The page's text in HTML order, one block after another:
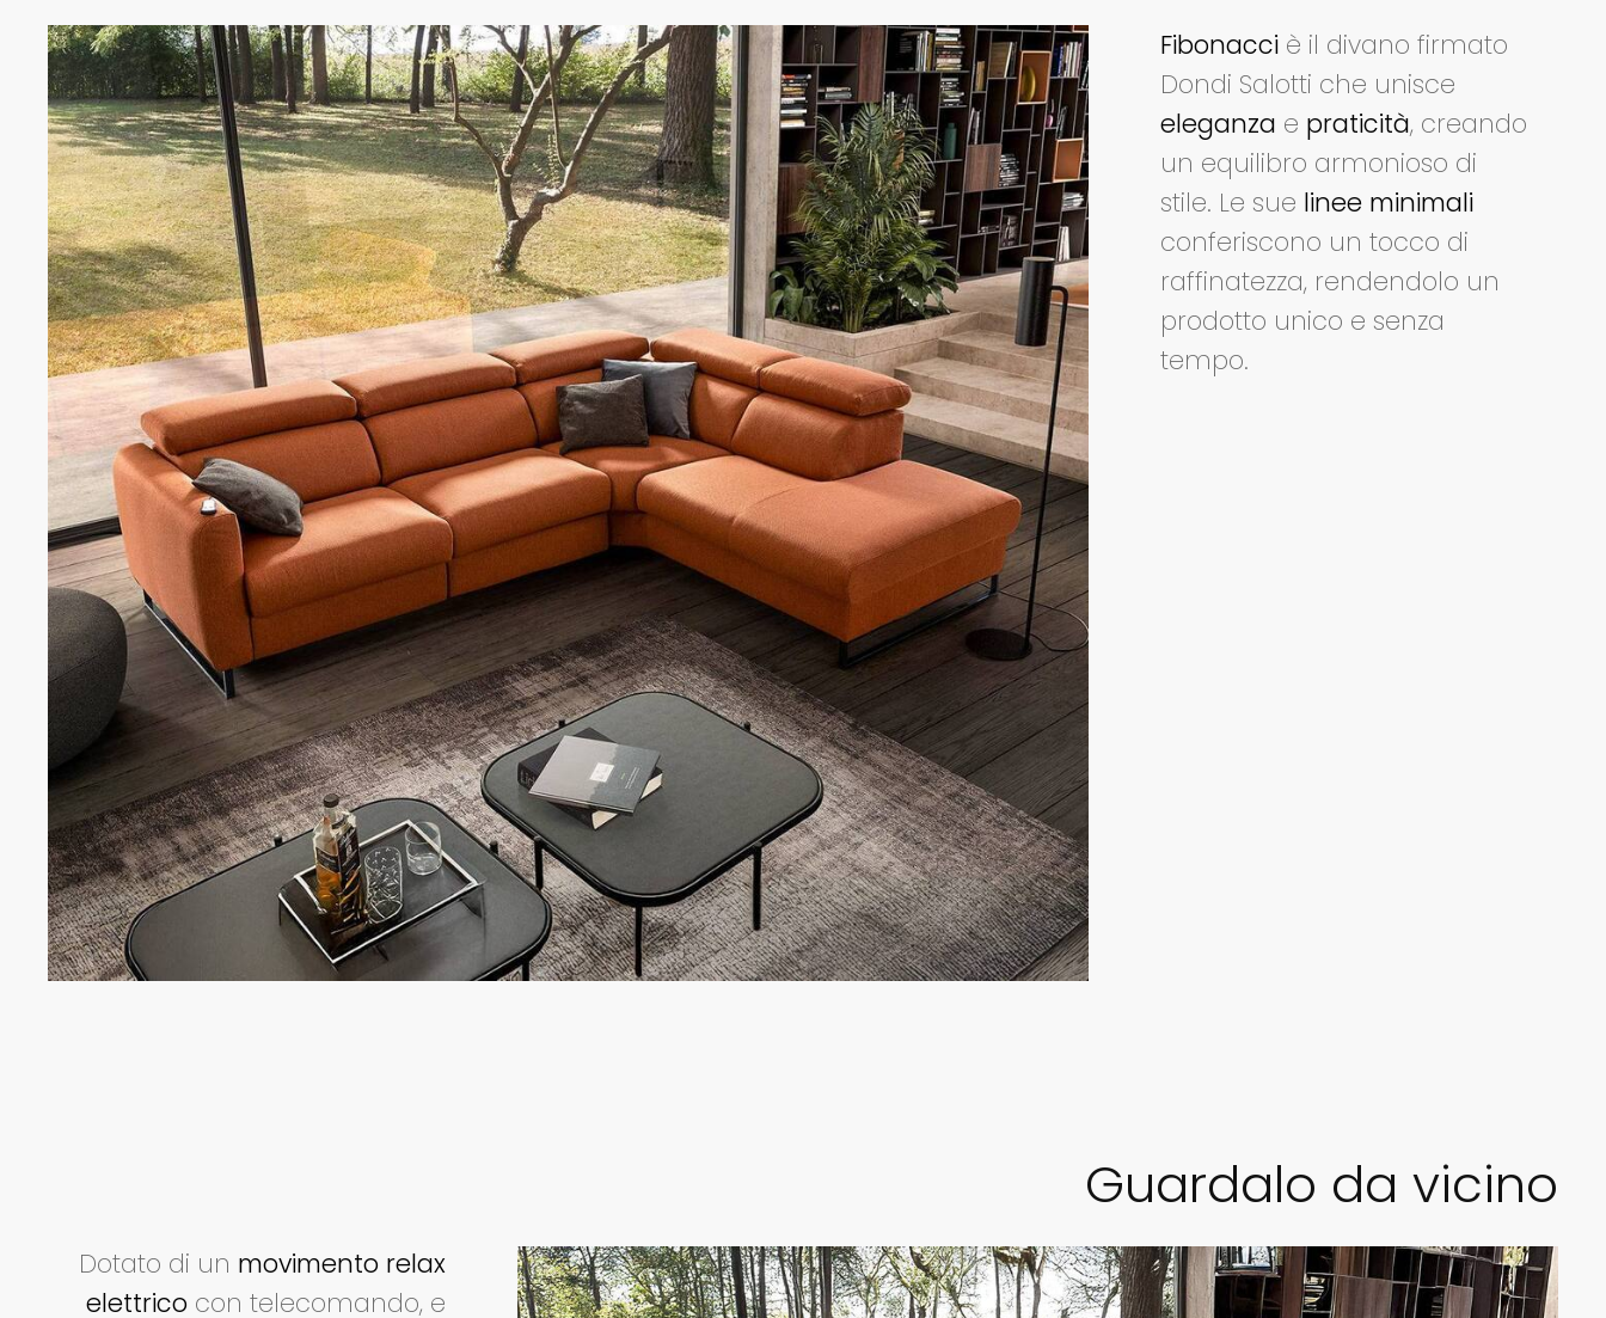
Fibonacciè il divano firmato
Dondi Salotti che unisce
eleganza e praticità, creando
un equilibro armonioso di
stile. Le sue linee minimali
conferiscono un tocco di
raffinatezza, rendendolo un
prodotto unico e senza
tempo.
Dotato di un movimento relax
elettrico con telecomando, e
Guardalo da vicino